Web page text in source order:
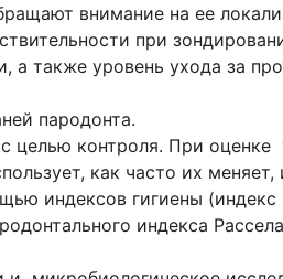
внимание на ее
при
а также уровень ухода за
пародонта.
целью контроля. При оценке
как часто их меняет,
индексов гигиены (индекс
индекса